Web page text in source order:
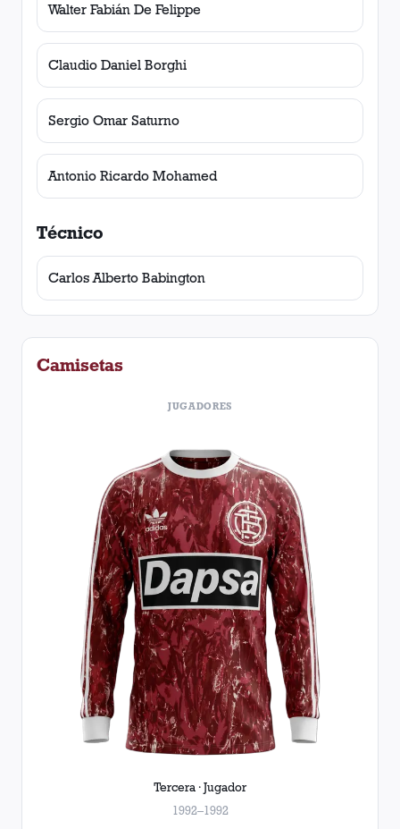
Walter Fabián De Felippe
Claudio Daniel Borghi
Sergio Omar Saturno
Antonio Ricardo Mohamed
Técnico
Carlos Alberto Babington
Camisetas
JUGADORES
Tercera · Jugador
1992–1992